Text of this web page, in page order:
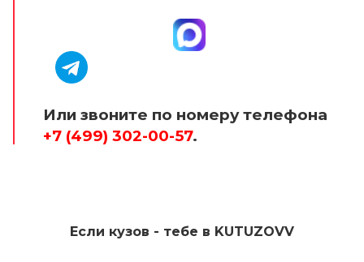
Или звоните по номеру телефона
+7 (499) 302-00-57.
Если кузов - тебе в KUTUZOVV